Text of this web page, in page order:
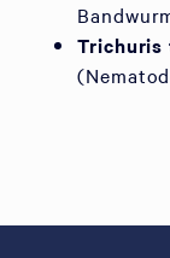
Trichuris